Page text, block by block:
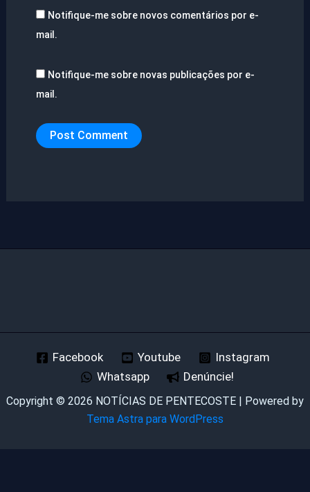
Notifique-me sobre novos comentários por e-
mail.
Notifique-me sobre novas publicações por e-
mail.
Facebook Youtube
Instagram
Whatsapp
Denúncie!
Copyright © 2026 NOTÍCIAS DE PENTECOSTE | Powered by
Tema Astra para WordPress